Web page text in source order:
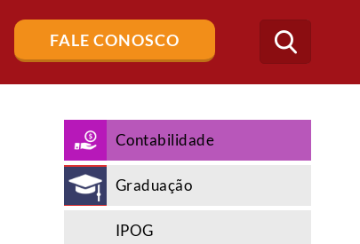
FALE CONOSCO
Buscar
no
blog
Contabilidade
Graduação
IPOG